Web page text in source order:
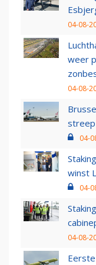
04-08-
weer
04-08-
04-
winst
04-
04-08-